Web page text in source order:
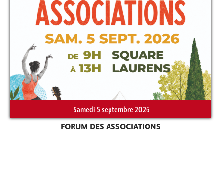
Samedi 5 septembre 2026
FORUM DES ASSOCIATIONS